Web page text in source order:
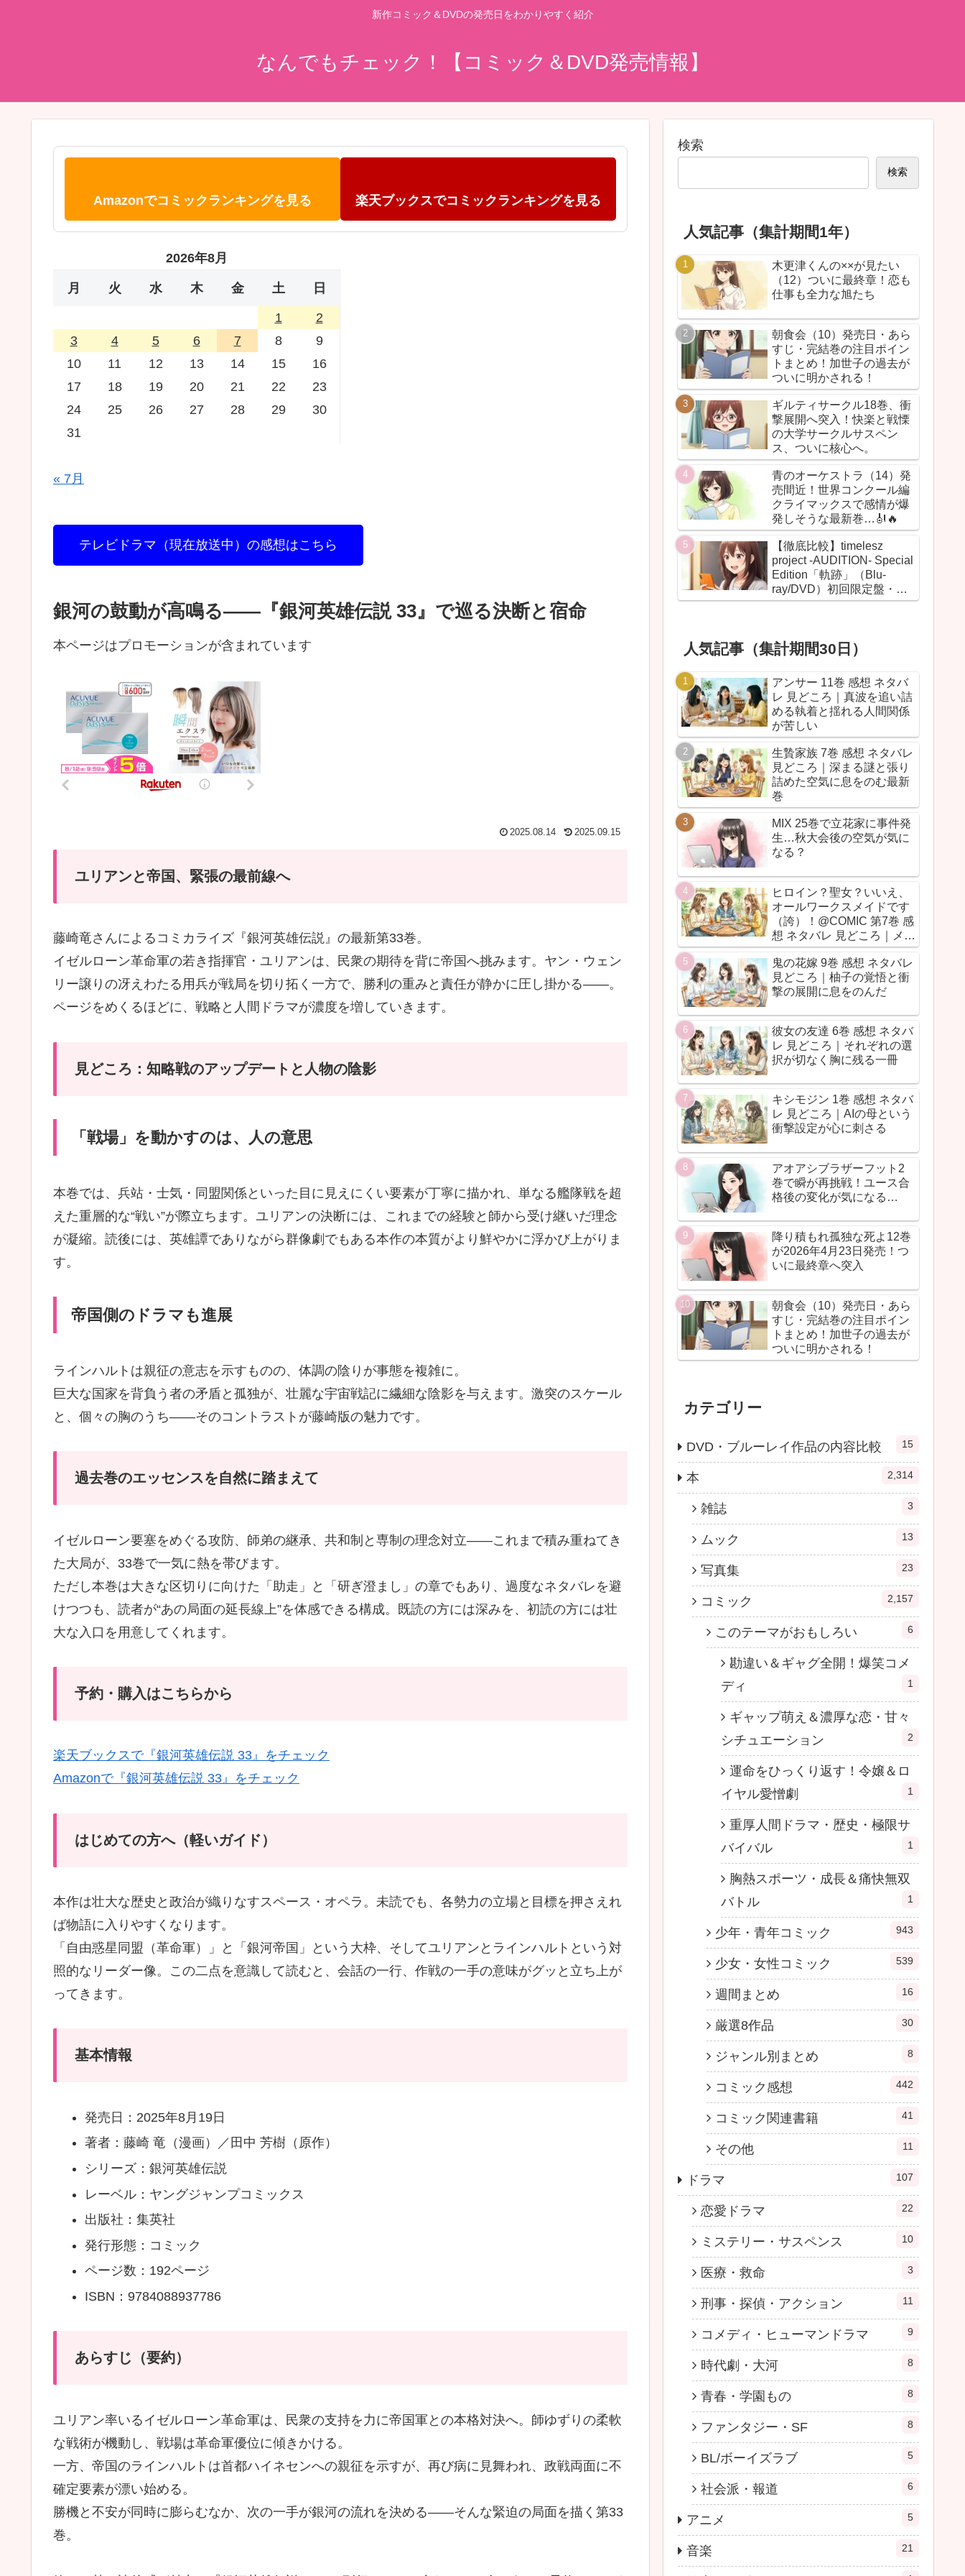
新作コミック＆DVDの発売日をわかりやすく紹介
なんでもチェック！【コミック＆DVD発売情報】
Amazonでコミックランキングを見る 楽天ブックスでコミックランキングを見る
2026年8月
月 火 水 木 金 土 日
1
2
3
4 5 6 7 8
9
10
11 12 13 14 15
16
17
18 19 20 21 22
23
24
25 26 27 28 29
30
31
« 7月
テレビドラマ（現在放送中）の感想はこちら
銀河の鼓動が高鳴る——『銀河英雄伝説 33』で巡る決断と宿命
本ページはプロモーションが含まれています
2025.08.14 2025.09.15
ユリアンと帝国、緊張の最前線へ
藤崎竜さんによるコミカライズ『銀河英雄伝説』の最新第33巻。
イゼルローン革命軍の若き指揮官・ユリアンは、民衆の期待を背に帝国へ挑みます。ヤン・ウェン
リー譲りの冴えわたる用兵が戦局を切り拓く一方で、勝利の重みと責任が静かに圧し掛かる——。
ページをめくるほどに、戦略と人間ドラマが濃度を増していきます。
見どころ：知略戦のアップデートと人物の陰影
「戦場」を動かすのは、人の意思
本巻では、兵站・士気・同盟関係といった目に見えにくい要素が丁寧に描かれ、単なる艦隊戦を超
えた重層的な“戦い”が際立ちます。ユリアンの決断には、これまでの経験と師から受け継いだ理念
が凝縮。読後には、英雄譚でありながら群像劇でもある本作の本質がより鮮やかに浮かび上がりま
す。
帝国側のドラマも進展
ラインハルトは親征の意志を示すものの、体調の陰りが事態を複雑に。
巨大な国家を背負う者の矛盾と孤独が、壮麗な宇宙戦記に繊細な陰影を与えます。激突のスケール
と、個々の胸のうち——そのコントラストが藤崎版の魅力です。
過去巻のエッセンスを自然に踏まえて
イゼルローン要塞をめぐる攻防、師弟の継承、共和制と専制の理念対立——これまで積み重ねてき
た大局が、33巻で一気に熱を帯びます。
ただし本巻は大きな区切りに向けた「助走」と「研ぎ澄まし」の章でもあり、過度なネタバレを避
けつつも、読者が“あの局面の延長線上”を体感できる構成。既読の方には深みを、初読の方には壮
大な入口を用意してくれます。
予約・購入はこちらから
楽天ブックスで『銀河英雄伝説 33』をチェック
Amazonで『銀河英雄伝説 33』をチェック
はじめての方へ（軽いガイド）
本作は壮大な歴史と政治が織りなすスペース・オペラ。未読でも、各勢力の立場と目標を押さえれ
ば物語に入りやすくなります。
「自由惑星同盟（革命軍）」と「銀河帝国」という大枠、そしてユリアンとラインハルトという対
照的なリーダー像。この二点を意識して読むと、会話の一行、作戦の一手の意味がグッと立ち上が
ってきます。
基本情報
発売日：2025年8月19日
著者：藤崎 竜（漫画）／田中 芳樹（原作）
シリーズ：銀河英雄伝説
レーベル：ヤングジャンプコミックス
出版社：集英社
発行形態：コミック
ページ数：192ページ
ISBN：9784088937786
あらすじ（要約）
ユリアン率いるイゼルローン革命軍は、民衆の支持を力に帝国軍との本格対決へ。師ゆずりの柔軟
な戦術が機動し、戦場は革命軍優位に傾きかける。
一方、帝国のラインハルトは首都ハイネセンへの親征を示すが、再び病に見舞われ、政戦両面に不
確定要素が漂い始める。
勝機と不安が同時に膨らむなか、次の一手が銀河の流れを決める——そんな緊迫の局面を描く第33
巻。
検索
検索
人気記事（集計期間1年）
木更津くんの××が見たい
（12）ついに最終章！恋も
仕事も全力な旭たち
朝食会（10）発売日・あら
すじ・完結巻の注目ポイン
トまとめ！加世子の過去が
ついに明かされる！
ギルティサークル18巻、衝
撃展開へ突入！快楽と戦慄
の大学サークルサスペン
ス、ついに核心へ。
青のオーケストラ（14）発
売間近！世界コンクール編
クライマックスで感情が爆
発しそうな最新巻…🎻🔥
【徹底比較】timelesz
project -AUDITION- Special
Edition「軌跡」（Blu-
ray/DVD）初回限定盤・通
常盤の違いまとめ！【グッ
人気記事（集計期間30日）
アンサー 11巻 感想 ネタバ
レ 見どころ｜真波を追い詰
める執着と揺れる人間関係
が苦しい
生贄家族 7巻 感想 ネタバレ
見どころ｜深まる謎と張り
詰めた空気に息をのむ最新
巻
MIX 25巻で立花家に事件発
生…秋大会後の空気が気に
なる？
ヒロイン？聖女？いいえ、
オールワークスメイドです
（誇）！@COMIC 第7巻 感
想 ネタバレ 見どころ｜メイ
ド魂が今回も全力だった
鬼の花嫁 9巻 感想 ネタバレ
見どころ｜柚子の覚悟と衝
撃の展開に息をのんだ
彼女の友達 6巻 感想 ネタバ
レ 見どころ｜それぞれの選
択が切なく胸に残る一冊
キシモジン 1巻 感想 ネタバ
レ 見どころ｜AIの母という
衝撃設定が心に刺さる
アオアシブラザーフット2
巻で瞬が再挑戦！ユース合
格後の変化が気になる…
降り積もれ孤独な死よ12巻
が2026年4月23日発売！つ
いに最終章へ突入
朝食会（10）発売日・あら
すじ・完結巻の注目ポイン
トまとめ！加世子の過去が
ついに明かされる！
カテゴリー
DVD・ブルーレイ作品の内容比較 15
本 2,314
雑誌 3
ムック 13
写真集 23
コミック 2,157
このテーマがおもしろい 6
勘違い＆ギャグ全開！爆笑コメ
ディ
1
ギャップ萌え＆濃厚な恋・甘々
シチュエーション
2
運命をひっくり返す！令嬢＆ロ
イヤル愛憎劇
1
重厚人間ドラマ・歴史・極限サ
バイバル
1
胸熱スポーツ・成長＆痛快無双
バトル
1
少年・青年コミック 943
少女・女性コミック 539
週間まとめ 16
厳選8作品 30
ジャンル別まとめ 8
コミック感想 442
コミック関連書籍 41
その他 11
ドラマ 107
恋愛ドラマ 22
ミステリー・サスペンス 10
医療・救命 3
刑事・探偵・アクション 11
コメディ・ヒューマンドラマ 9
時代劇・大河 8
青春・学園もの 8
ファンタジー・SF 8
BL/ボーイズラブ 5
社会派・報道 6
アニメ 5
音楽 21